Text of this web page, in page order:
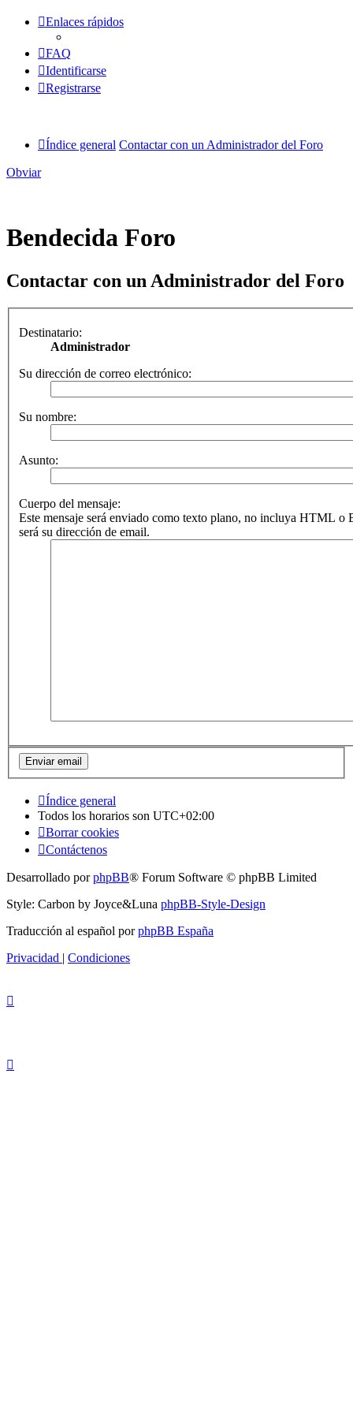
Enlaces rápidos
FAQ
Identificarse
Registrarse
Índice general Contactar con un Administrador del Foro
Obviar
Bendecida Foro
Contactar con un Administrador del Foro
Destinatario:
Administrador
Su dirección de correo electrónico:
Su nombre:
Asunto:
Cuerpo del mensaje:
Este mensaje será enviado como texto plano, no incluya HTML o
será su dirección de email.
Índice general
Todos los horarios son UTC+02:00
Borrar cookies
Contáctenos
Desarrollado porphpBB® Forum Software © phpBB Limited
Style: Carbon by Joyce&Luna phpBB-Style-Design
Traducción al español porphpBB España
Privacidad | Condiciones